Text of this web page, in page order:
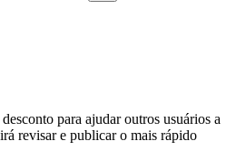
para ajudar outros usuários a
revisar e publicar o mais rápido